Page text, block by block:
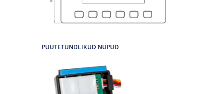
PUUTETUNDLIKUD NUPUD